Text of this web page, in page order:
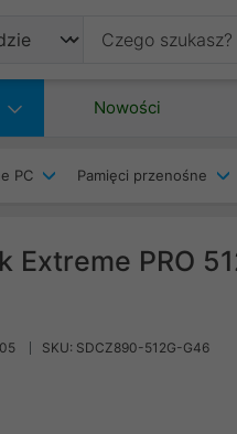
Nowości
PC Pamięci przenośne
Extreme PRO
SKU: SDCZ890-512G-G46